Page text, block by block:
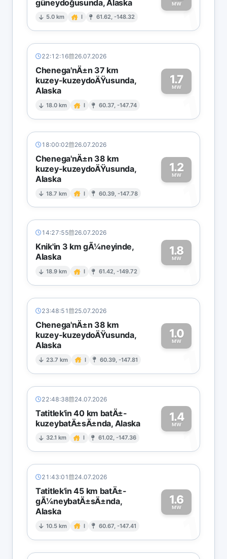
güneydoğusunda, Alaska
5.0 km I 61.62, -148.32
MW1
22:12:16 26.07.2026
Chenega'nÄ±n 37 km
kuzey-kuzeydoÄŸusunda,
Alaska
18.0 km I 60.37, -147.74
1.7
MW
1
18:00:02 26.07.2026
Chenega'nÄ±n 38 km
kuzey-kuzeydoÄŸusunda,
Alaska
18.7 km I 60.39, -147.78
1.2
MW
1
14:27:55 26.07.2026
Knik'in 3 km gÃ¼neyinde,
Alaska
18.9 km I 61.42, -149.72
1.8
MW1
23:48:51 25.07.2026
Chenega'nÄ±n 38 km
kuzey-kuzeydoÄŸusunda,
Alaska
23.7 km I 60.39, -147.81
1.0
MW
1
22:48:38 24.07.2026
Tatitlek'in 40 km batÄ±-
kuzeybatÄ±sÄ±nda, Alaska
32.1 km I 61.02, -147.36
1.4
MW1
21:43:01 24.07.2026
Tatitlek'in 45 km batÄ±-
gÃ¼neybatÄ±sÄ±nda,
Alaska
10.5 km I 60.67, -147.41
1.6
MW
1